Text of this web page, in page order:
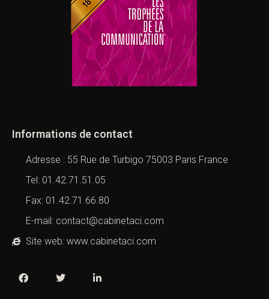
Informations de contact
Adresse : 55 Rue de Turbigo 75003 Paris France
Tel: 01.42.71.51.05
Fax: 01.42.71.66.80
E-mail: contact@cabinetaci.com
Site web: www.cabinetaci.com